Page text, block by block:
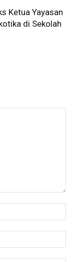
Ketua Yayasan
di Sekolah